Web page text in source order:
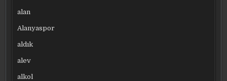
alan
Alanyaspor
aldık
alev
alkol